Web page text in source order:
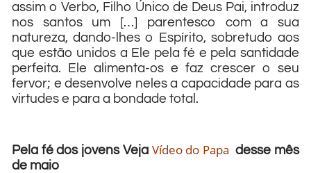
assim o Verbo, Filho Único de Deus Pai, introduz
nos santos um […] parentesco com a sua
natureza, dando-lhes o Espírito, sobretudo aos
que estão unidos a Ele pela fé e pela santidade
perfeita. Ele alimenta-os e faz crescer o seu
fervor; e desenvolve neles a capacidade para as
virtudes e para a bondade total.
Pela fé dos jovens Veja Vídeo do Papa desse mês
de maio